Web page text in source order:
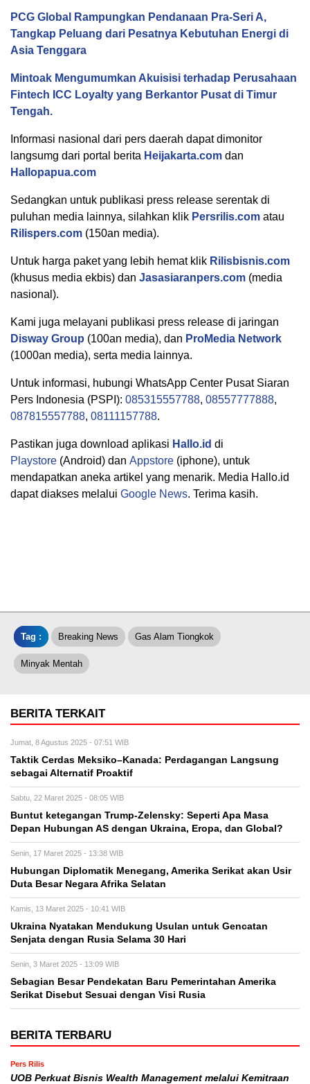
PCG Global Rampungkan Pendanaan Pra-Seri A,
Tangkap Peluang dari Pesatnya Kebutuhan Energi di
Asia Tenggara
Mintoak Mengumumkan Akuisisi terhadap Perusahaan
Fintech ICC Loyalty yang Berkantor Pusat di Timur
Tengah.
Informasi nasional dari pers daerah dapat dimonitor
langsumg dari portal berita Heijakarta.com dan
Hallopapua.com
Sedangkan untuk publikasi press release serentak di
puluhan media lainnya, silahkan klik Persrilis.com atau
Rilispers.com (150an media).
Untuk harga paket yang lebih hemat klik Rilisbisnis.com
(khusus media ekbis) dan Jasasiaranpers.com (media
nasional).
Kami juga melayani publikasi press release di jaringan
Disway Group (100an media), dan ProMedia Network
(1000an media), serta media lainnya.
Untuk informasi, hubungi WhatsApp Center Pusat Siaran
Pers Indonesia (PSPI): 085315557788, 08557777888,
087815557788, 08111157788.
Pastikan juga download aplikasi Hallo.id di
Playstore (Android) dan Appstore (iphone), untuk
mendapatkan aneka artikel yang menarik. Media Hallo.id
dapat diakses melalui Google News. Terima kasih.
Tag : Breaking News Gas Alam Tiongkok
Minyak Mentah
BERITA TERKAIT
Jumat, 8 Agustus 2025 - 07:51 WIB
Taktik Cerdas Meksiko–Kanada: Perdagangan Langsung
sebagai Alternatif Proaktif
Sabtu, 22 Maret 2025 - 08:05 WIB
Buntut ketegangan Trump-Zelensky: Seperti Apa Masa
Depan Hubungan AS dengan Ukraina, Eropa, dan Global?
Senin, 17 Maret 2025 - 13:38 WIB
Hubungan Diplomatik Menegang, Amerika Serikat akan Usir
Duta Besar Negara Afrika Selatan
Kamis, 13 Maret 2025 - 10:41 WIB
Ukraina Nyatakan Mendukung Usulan untuk Gencatan
Senjata dengan Rusia Selama 30 Hari
Senin, 3 Maret 2025 - 13:09 WIB
Sebagian Besar Pendekatan Baru Pemerintahan Amerika
Serikat Disebut Sesuai dengan Visi Rusia
BERITA TERBARU
Pers Rilis
UOB Perkuat Bisnis Wealth Management melalui Kemitraan